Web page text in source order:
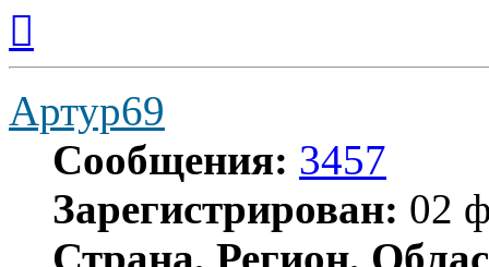
началу
Артур69
Сообщения: 3457
Зарегистрирован: 02
Страна, Регион,